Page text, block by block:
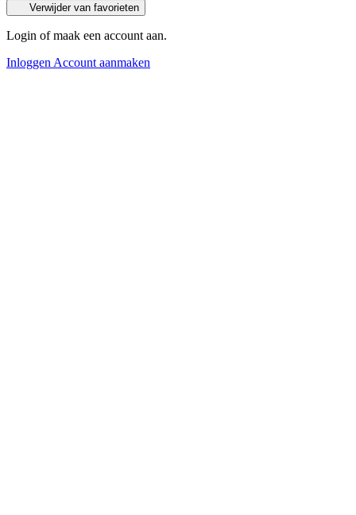
Verwijder van favorieten
Login of maak een account aan.
Inloggen Account aanmaken